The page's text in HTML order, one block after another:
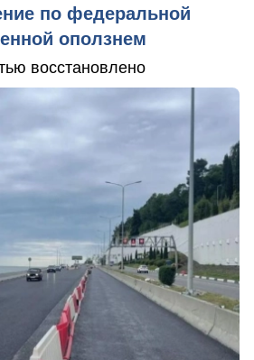
по федеральной
оползнем
восстановлено